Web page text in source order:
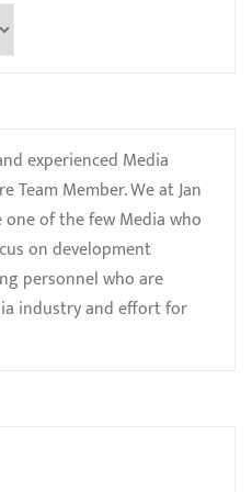
experienced Media
Team Member. We at Jan
of the few Media who
on development
personnel who are
industry and effort for